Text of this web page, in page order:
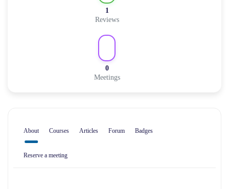
1
Reviews
0
Meetings
About Courses Articles Forum Badges
Reserve a meeting